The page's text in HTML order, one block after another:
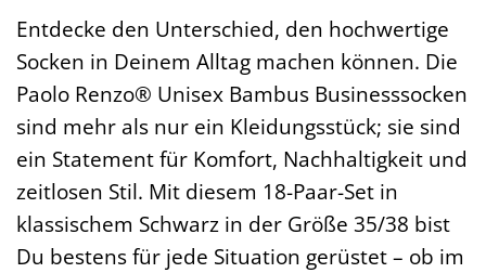
Entdecke den Unterschied, den hochwertige
Socken in Deinem Alltag machen können. Die
Paolo Renzo® Unisex Bambus Businesssocken
sind mehr als nur ein Kleidungsstück; sie sind
ein Statement für Komfort, Nachhaltigkeit und
zeitlosen Stil. Mit diesem 18-Paar-Set in
klassischem Schwarz in der Größe 35/38 bist
Du bestens für jede Situation gerüstet – ob im